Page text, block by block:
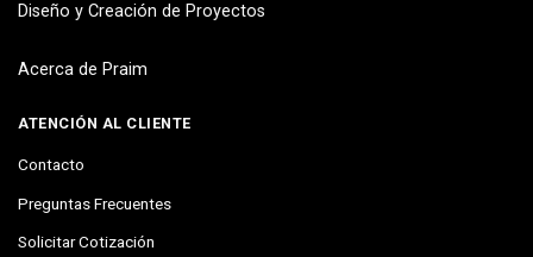
Diseño y Creación de Proyectos
Acerca de Praim
ATENCIÓN AL CLIENTE
Contacto
Preguntas Frecuentes
Solicitar Cotización